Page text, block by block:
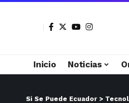
Inicio Noticias
Si Se Puede Ecuador >